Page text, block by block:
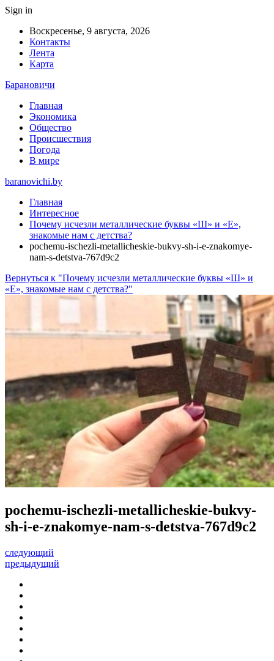
Sign in
Воскресенье, 9 августа, 2026
Контакты
Лента
Карта
Барановичи
Главная
Экономика
Общество
Происшествия
Погода
В мире
baranovichi.by
Главная
Интересное
Почему исчезли металлические буквы «Ш» и «Е»,
знакомые нам с детства?
pochemu-ischezli-metallicheskie-bukvy-sh-i-e-znakomye-
nam-s-detstva-767d9c2
Вернуться к "Почему исчезли металлические буквы «Ш» и
«Е», знакомые нам с детства?"
pochemu-ischezli-metallicheskie-bukvy-
sh-i-e-znakomye-nam-s-detstva-767d9c2
следующий
предыдущий